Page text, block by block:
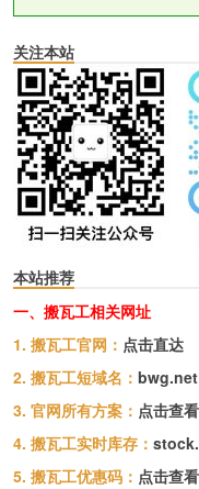
关注本站
本站推荐
一、搬瓦工相关网址
1. 搬瓦工官网： 点击直达
2. 搬瓦工短域名： bwg.net
3. 官网所有方案： 点击查
4. 搬瓦工实时库存：
5. 搬瓦工优惠码： 点击查